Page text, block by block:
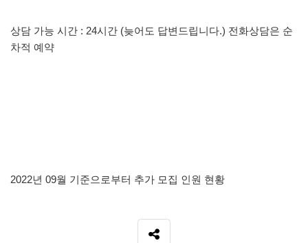
상담 가능 시간 : 24시간 (늦어도 답변드립니다.) 전화상담은 순
차적 예약
2022년 09월 기준으로부터 추가 모집 인원 현황